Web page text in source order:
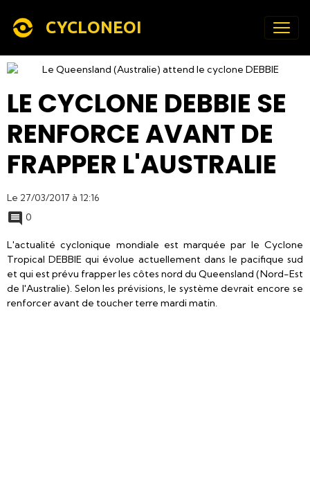
CYCLONEOI
LE CYCLONE DEBBIE SE
RENFORCE AVANT DE
FRAPPER L'AUSTRALIE
Le 27/03/2017 à 12:16
0
L'actualité cyclonique mondiale est marquée par le Cyclone
Tropical DEBBIE qui évolue actuellement dans le pacifique sud
et qui est prévu frapper les côtes nord du Queensland (Nord-Est
de l'Australie). Selon les prévisions, le système devrait encore se
renforcer avant de toucher terre mardi matin.